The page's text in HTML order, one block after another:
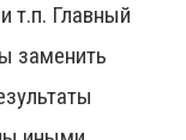
т.п. Главный
заменить